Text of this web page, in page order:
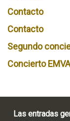
Contacto
Contacto
Segundo
Concierto EMVA
Las entradas